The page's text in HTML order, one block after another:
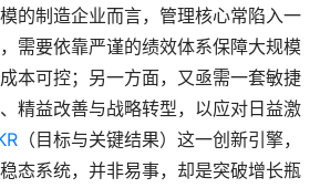
的制造企业而言，管理核心常陷入一
需要依靠严谨的绩效体系保障大规模
本可控；另一方面，又亟需一套敏捷
精益改善与战略转型，以应对日益激
（目标与关键结果）这一创新引擎，
稳态系统，并非易事，却是突破增长瓶